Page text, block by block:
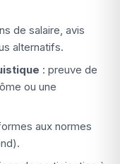
de salaire, avis
alternatifs.
: preuve de
ou une
aux normes